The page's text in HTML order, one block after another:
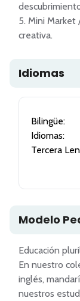
5. Mini Market
creativa.
Idiomas
Bilingüe:
Idiomas:
Tercera
Modelo
Educación
En nuestro
inglés,
nuestros